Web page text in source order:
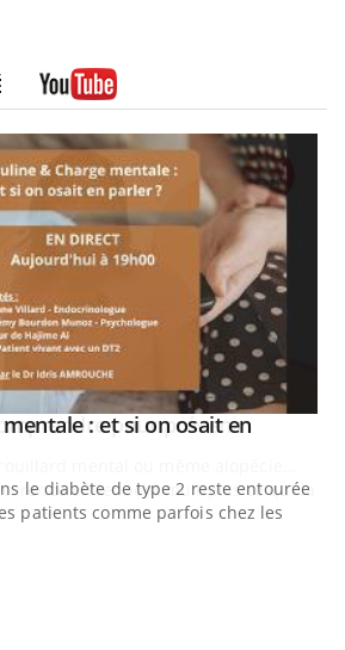
: et si on osait en
le diabète de type 2 reste entourée
patients comme parfois chez les